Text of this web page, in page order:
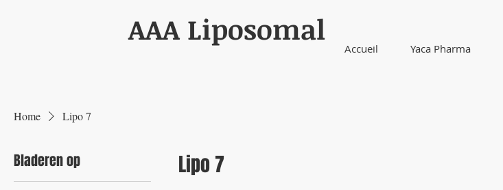
AAA Liposomal
Accueil Yaca Pharma
Home Lipo 7
Bladeren op Lipo 7